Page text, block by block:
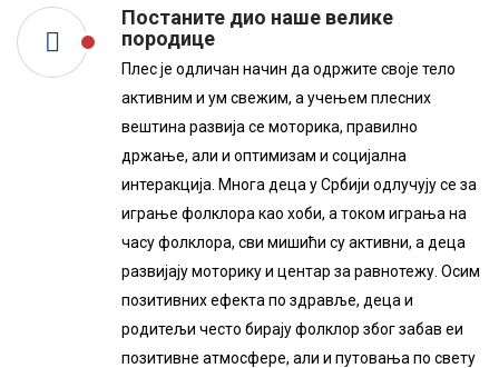
Постаните дио наше велике
породице
Плес је одличан начин да одржите своје тело
активним и ум свежим, а учењем плесних
вештина развија се моторика, правилно
држање, али и оптимизам и социјална
интеракција. Многа деца у Србији одлучују се за
играње фолклора као хоби, а током играња на
часу фолклора, сви мишићи су активни, а деца
развијају моторику и центар за равнотежу. Осим
позитивних ефекта по здравље, деца и
родитељи често бирају фолклор због забав еи
позитивне атмосфере, али и путовања по свету